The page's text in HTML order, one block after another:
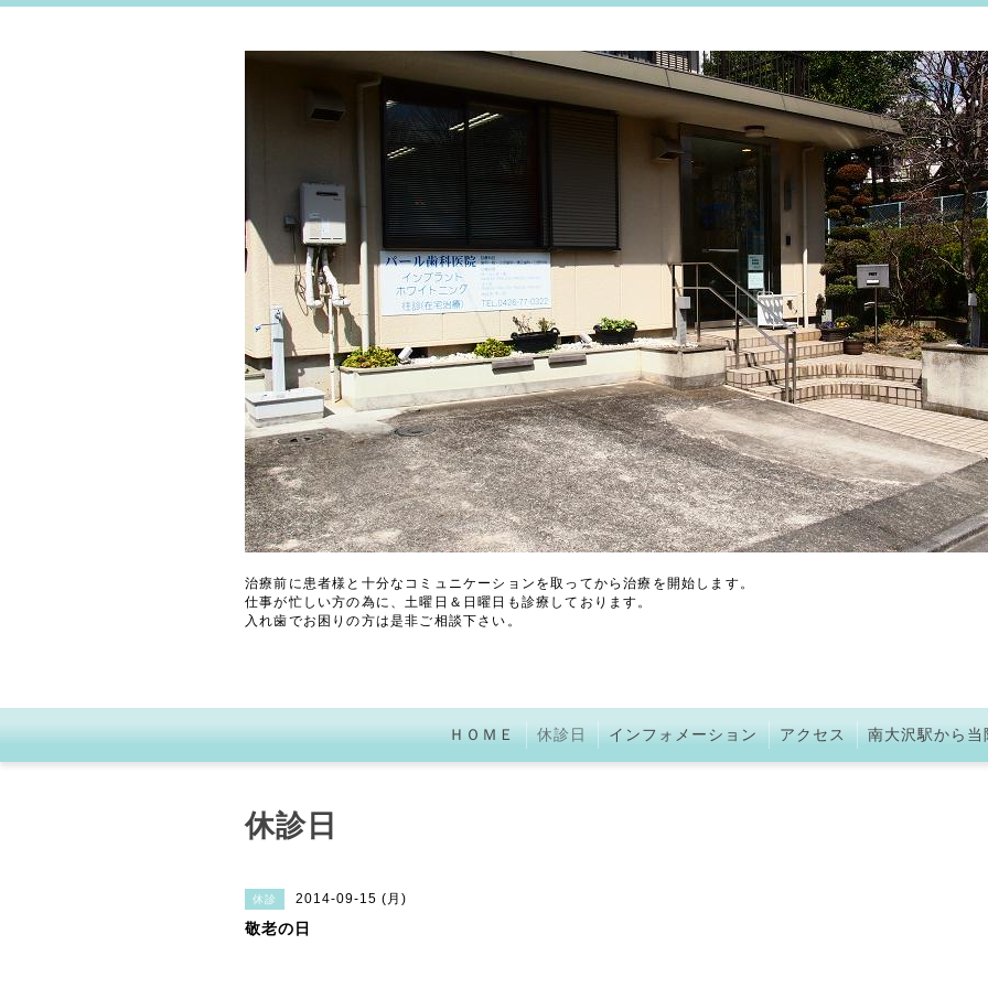
治療前に患者様と十分なコミュニケーションを取ってから治療を開始します。
仕事が忙しい方の為に、土曜日＆日曜日も診療しております。
入れ歯でお困りの方は是非ご相談下さい。
ＨＯＭＥ 休診日 インフォメーション アクセス 南大沢駅から当
休診日
休診 2014-09-15 (月)
敬老の日